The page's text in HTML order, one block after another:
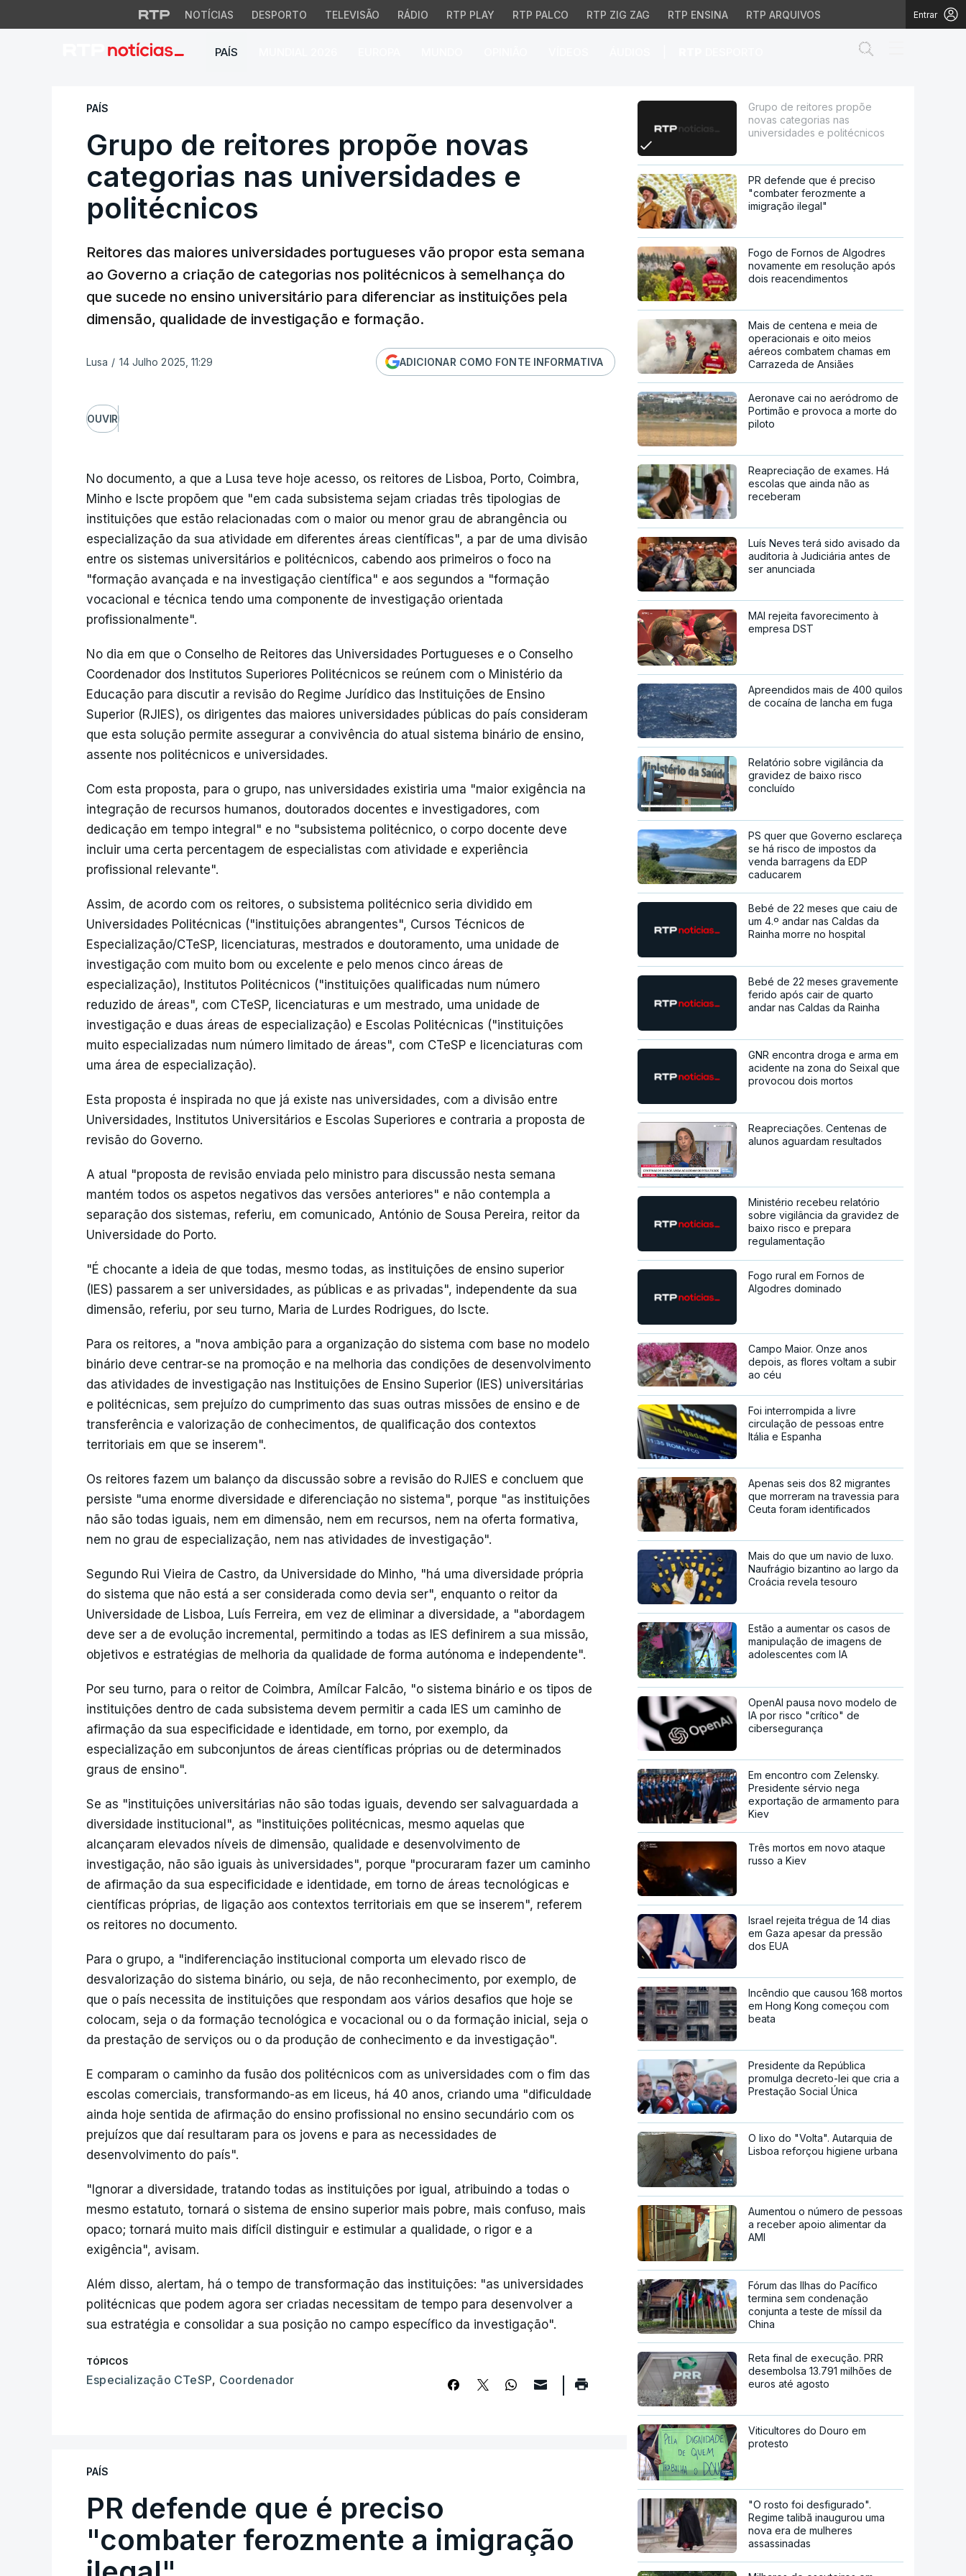
NOTÍCIAS DESPORTO TELEVISÃO RÁDIO RTP PLAY RTP PALCO RTP ZIG ZAG RTP ENSINA RTP ARQUIVOS Entrar
PAÍS
Grupo de reitores propõe novas categorias nas universidades e
PAÍS
Grupo de reitores propõe novas
categorias nas universidades e
politécnicos
Reitores das maiores universidades portugueses vão propor esta semana
ao Governo a criação de categorias nos politécnicos à semelhança do
que sucede no ensino universitário para diferenciar as instituições pela
dimensão, qualidade de investigação e formação.
Lusa / 14 Julho 2025, 11:29 ADICIONAR COMO FONTE INFORMATIVA
OUVIR
No documento, a que a Lusa teve hoje acesso, os reitores de Lisboa, Porto, Coimbra,
Minho e Iscte propõem que "em cada subsistema sejam criadas três tipologias de
instituições que estão relacionadas com o maior ou menor grau de abrangência ou
especialização da sua atividade em diferentes áreas científicas", a par de uma divisão
entre os sistemas universitários e politécnicos, cabendo aos primeiros o foco na
"formação avançada e na investigação científica" e aos segundos a "formação
vocacional e técnica tendo uma componente de investigação orientada
profissionalmente".
No dia em que o Conselho de Reitores das Universidades Portugueses e o Conselho
Coordenador dos Institutos Superiores Politécnicos se reúnem com o Ministério da
Educação para discutir a revisão do Regime Jurídico das Instituições de Ensino
Superior (RJIES), os dirigentes das maiores universidades públicas do país consideram
que esta solução permite assegurar a convivência do atual sistema binário de ensino,
assente nos politécnicos e universidades.
Com esta proposta, para o grupo, nas universidades existiria uma "maior exigência na
integração de recursos humanos, doutorados docentes e investigadores, com
dedicação em tempo integral" e no "subsistema politécnico, o corpo docente deve
incluir uma certa percentagem de especialistas com atividade e experiência
profissional relevante".
Assim, de acordo com os reitores, o subsistema politécnico seria dividido em
Universidades Politécnicas ("instituições abrangentes", Cursos Técnicos de
Especialização/CTeSP, licenciaturas, mestrados e doutoramento, uma unidade de
investigação com muito bom ou excelente e pelo menos cinco áreas de
especialização), Institutos Politécnicos ("instituições qualificadas num número
reduzido de áreas", com CTeSP, licenciaturas e um mestrado, uma unidade de
investigação e duas áreas de especialização) e Escolas Politécnicas ("instituições
muito especializadas num número limitado de áreas", com CTeSP e licenciaturas com
uma área de especialização).
Esta proposta é inspirada no que já existe nas universidades, com a divisão entre
Universidades, Institutos Universitários e Escolas Superiores e contraria a proposta de
revisão do Governo.
A atual "proposta de revisão enviada pelo ministro para discussão nesta semana
mantém todos os aspetos negativos das versões anteriores" e não contempla a
separação dos sistemas, referiu, em comunicado, António de Sousa Pereira, reitor da
Universidade do Porto.
"É chocante a ideia de que todas, mesmo todas, as instituições de ensino superior
(IES) passarem a ser universidades, as públicas e as privadas", independente da sua
dimensão, referiu, por seu turno, Maria de Lurdes Rodrigues, do Iscte.
Para os reitores, a "nova ambição para a organização do sistema com base no modelo
binário deve centrar-se na promoção e na melhoria das condições de desenvolvimento
das atividades de investigação nas Instituições de Ensino Superior (IES) universitárias
e politécnicas, sem prejuízo do cumprimento das suas outras missões de ensino e de
transferência e valorização de conhecimentos, de qualificação dos contextos
territoriais em que se inserem".
Os reitores fazem um balanço da discussão sobre a revisão do RJIES e concluem que
persiste "uma enorme diversidade e diferenciação no sistema", porque "as instituições
não são todas iguais, nem em dimensão, nem em recursos, nem na oferta formativa,
nem no grau de especialização, nem nas atividades de investigação".
Segundo Rui Vieira de Castro, da Universidade do Minho, "há uma diversidade própria
do sistema que não está a ser considerada como devia ser", enquanto o reitor da
Universidade de Lisboa, Luís Ferreira, em vez de eliminar a diversidade, a "abordagem
deve ser a de evolução incremental, permitindo a todas as IES definirem a sua missão,
objetivos e estratégias de melhoria da qualidade de forma autónoma e independente".
Por seu turno, para o reitor de Coimbra, Amílcar Falcão, "o sistema binário e os tipos de
instituições dentro de cada subsistema devem permitir a cada IES um caminho de
afirmação da sua especificidade e identidade, em torno, por exemplo, da
especialização em subconjuntos de áreas científicas próprias ou de determinados
graus de ensino".
Se as "instituições universitárias não são todas iguais, devendo ser salvaguardada a
diversidade institucional", as "instituições politécnicas, mesmo aquelas que
alcançaram elevados níveis de dimensão, qualidade e desenvolvimento de
investigação, não são iguais às universidades", porque "procuraram fazer um caminho
de afirmação da sua especificidade e identidade, em torno de áreas tecnológicas e
científicas próprias, de ligação aos contextos territoriais em que se inserem", referem
os reitores no documento.
Para o grupo, a "indiferenciação institucional comporta um elevado risco de
desvalorização do sistema binário, ou seja, de não reconhecimento, por exemplo, de
que o país necessita de instituições que respondam aos vários desafios que hoje se
colocam, seja o da formação tecnológica e vocacional ou o da formação inicial, seja o
da prestação de serviços ou o da produção de conhecimento e da investigação".
E comparam o caminho da fusão dos politécnicos com as universidades com o fim das
escolas comerciais, transformando-as em liceus, há 40 anos, criando uma "dificuldade
ainda hoje sentida de afirmação do ensino profissional no ensino secundário com os
prejuízos que daí resultaram para os jovens e para as necessidades de
desenvolvimento do país".
"Ignorar a diversidade, tratando todas as instituições por igual, atribuindo a todas o
mesmo estatuto, tornará o sistema de ensino superior mais pobre, mais confuso, mais
opaco; tornará muito mais difícil distinguir e estimular a qualidade, o rigor e a
exigência", avisam.
Além disso, alertam, há o tempo de transformação das instituições: "as universidades
politécnicas que podem agora ser criadas necessitam de tempo para desenvolver a
sua estratégia e consolidar a sua posição no campo específico da investigação".
TÓPICOS
Especialização CTeSP, Coordenador
PAÍS
PR defende que é preciso
"combater ferozmente a imigração
Grupo de reitores propõe
novas categorias nas
universidades e politécnicos
PR defende que é preciso
"combater ferozmente a
imigração ilegal"
Fogo de Fornos de Algodres
novamente em resolução após
dois reacendimentos
Mais de centena e meia de
operacionais e oito meios
aéreos combatem chamas em
Carrazeda de Ansiães
Aeronave cai no aeródromo de
Portimão e provoca a morte do
piloto
Reapreciação de exames. Há
escolas que ainda não as
receberam
Luís Neves terá sido avisado da
auditoria à Judiciária antes de
ser anunciada
MAI rejeita favorecimento à
empresa DST
Apreendidos mais de 400 quilos
de cocaína de lancha em fuga
Relatório sobre vigilância da
gravidez de baixo risco
concluído
PS quer que Governo esclareça
se há risco de impostos da
venda barragens da EDP
caducarem
Bebé de 22 meses que caiu de
um 4.º andar nas Caldas da
Rainha morre no hospital
Bebé de 22 meses gravemente
ferido após cair de quarto
andar nas Caldas da Rainha
GNR encontra droga e arma em
acidente na zona do Seixal que
provocou dois mortos
Reapreciações. Centenas de
alunos aguardam resultados
Ministério recebeu relatório
sobre vigilância da gravidez de
baixo risco e prepara
regulamentação
Fogo rural em Fornos de
Algodres dominado
Campo Maior. Onze anos
depois, as flores voltam a subir
ao céu
Foi interrompida a livre
circulação de pessoas entre
Itália e Espanha
Apenas seis dos 82 migrantes
que morreram na travessia para
Ceuta foram identificados
Mais do que um navio de luxo.
Naufrágio bizantino ao largo da
Croácia revela tesouro
Estão a aumentar os casos de
manipulação de imagens de
adolescentes com IA
OpenAI pausa novo modelo de
IA por risco "crítico" de
cibersegurança
Em encontro com Zelensky.
Presidente sérvio nega
exportação de armamento para
Kiev
Três mortos em novo ataque
russo a Kiev
Israel rejeita trégua de 14 dias
em Gaza apesar da pressão
dos EUA
Incêndio que causou 168 mortos
em Hong Kong começou com
beata
Presidente da República
promulga decreto-lei que cria a
Prestação Social Única
O lixo do "Volta". Autarquia de
Lisboa reforçou higiene urbana
Aumentou o número de pessoas
a receber apoio alimentar da
AMI
Fórum das Ilhas do Pacífico
termina sem condenação
conjunta a teste de míssil da
China
Reta final de execução. PRR
desembolsa 13.791 milhões de
euros até agosto
Viticultores do Douro em
protesto
"O rosto foi desfigurado".
Regime talibã inaugurou uma
nova era de mulheres
assassinadas